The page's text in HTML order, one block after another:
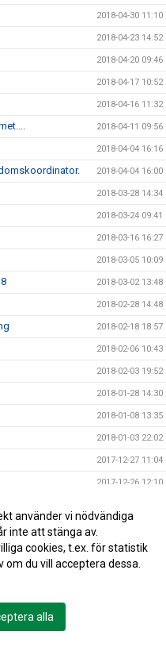
2018-04-30 11:10
2018-04-23 14:52
2018-04-20 09:46
2018-04-17 10:52
2018-04-16 11:32
2018-04-11 09:56
2018-04-04 16:16
2018-04-04 16:00
2018-03-28 14:34
2018-03-24 09:41
2018-03-16 16:27
2018-03-05 10:09
2018-03-02 13:48
2018-02-28 14:48
2018-02-18 18:57
2018-02-06 10:43
2018-02-03 19:52
2018-01-28 14:30
2018-01-08 13:35
2018-01-03 22:02
2017-12-27 11:04
2017-12-26 12:10
2017-12-18 15:42
2017-12-08 16:46
använder vi nödvändiga
inte att stänga av.
cookies, t.ex. för statistik
du vill acceptera dessa.
alla